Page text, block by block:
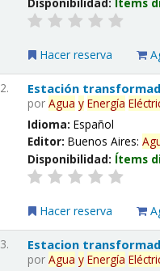
Hacer reserva
2. Estación
porAgua y Energía
Idioma:Español
Editor:Buenos Aires:
Disponibilidad: Ítems
Hacer reserva
3. Estacion
porAgua y Energía